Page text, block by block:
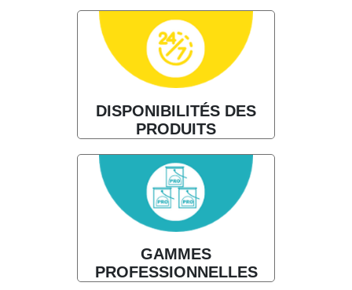
DISPONIBILITÉS DES
PRODUITS
GAMMES
PROFESSIONNELLES